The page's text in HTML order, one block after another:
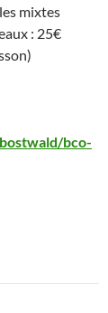
mixtes
: 25€
bco-